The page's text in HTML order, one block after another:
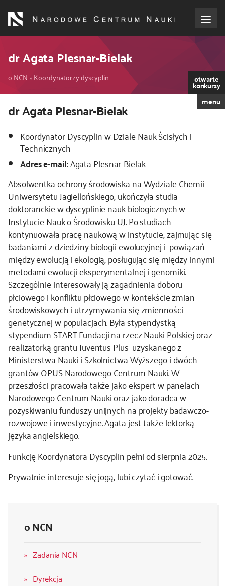
treści
o NCN
dla wnioskodawców
dla realizujących projekty
dla ekspertów
efekty NCN
współpraca międzynarodowa
nagroda NCN
kontakt
dr Agata Plesnar-Bielak
Ścieżka
nawigacyjna
o NCN Koordynatorzy dyscyplin otwarte
konkursy
menu
o NCN
Zadania NCN
Dyrekcja
Kod
CSS
i
dr Agata Plesnar-Bielak
Koordynator Dyscyplin w Dziale Nauk Ścisłych i
Technicznych
Adres e-mail:Agata Plesnar-Bielak
Absolwentka ochrony środowiska na Wydziale Chemii
Uniwersytetu Jagiellońskiego, ukończyła studia
doktoranckie w dyscyplinie nauk biologicznych w
Instytucie Nauk o Środowisku UJ. Po studiach
kontynuowała pracę naukową w instytucie, zajmując się
badaniami z dziedziny biologii ewolucyjnej i powiązań
między ewolucją i ekologią, posługując się między innymi
metodami ewolucji eksperymentalnej i genomiki.
Szczególnie interesowały ją zagadnienia doboru
płciowego i konfliktu płciowego w kontekście zmian
środowiskowych i utrzymywania się zmienności
genetycznej w populacjach. Była stypendystką
stypendium START Fundacji na rzecz Nauki Polskiej oraz
realizatorką grantu Iuventus Plus uzyskanego z
Ministerstwa Nauki i Szkolnictwa Wyższego i dwóch
grantów OPUS Narodowego Centrum Nauki. W
przeszłości pracowała także jako ekspert w panelach
Narodowego Centrum Nauki oraz jako doradca w
pozyskiwaniu funduszy unijnych na projekty badawczo-
rozwojowe i inwestycyjne. Agata jest także lektorką
języka angielskiego.
Funkcję Koordynatora Dyscyplin pełni od sierpnia 2025.
Prywatnie interesuje się jogą, lubi czytać i gotować.